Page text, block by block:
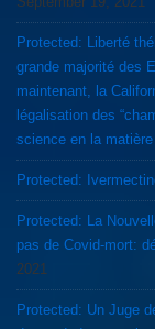
Protected: Liberté thérapeutique: a part
grande majorité des
maintenant, la
légalisation des
science en la matière
Protected:
Protected: La
pas de Covid-mort:
2021
Protected: Un Juge